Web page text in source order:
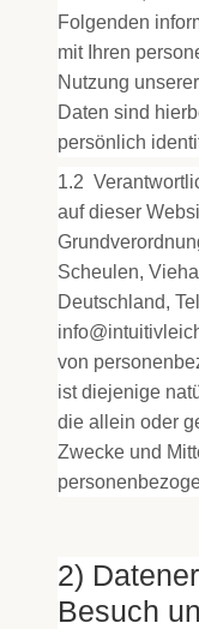
Folgenden
mit Ihren
Nutzung
Daten sind
persönlich
1.2
auf dieser
Scheulen,
Deutschland,
von
ist diejenige
die allein oder
Zwecke und
2)
Besuch